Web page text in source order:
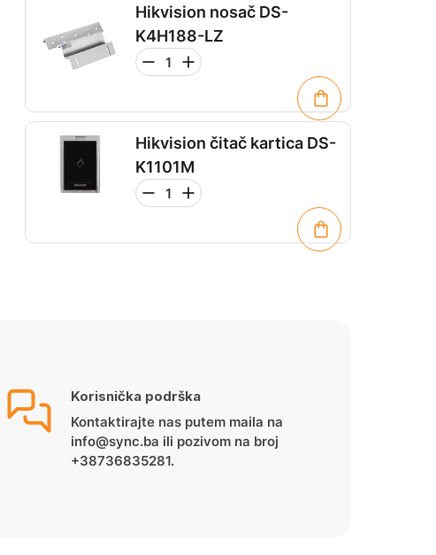
Hikvision nosač DS-
K4H188-LZ
Hikvision čitač kartica DS-
K1101M
Korisnička podrška
Kontaktirajte nas putem maila na
info@sync.ba ili pozivom na broj
+38736835281.